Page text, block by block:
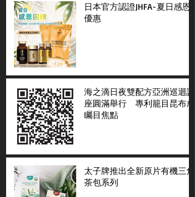
日本官方認證JHFA-夏日感恩
優惠
海之滴日夜雙配方亞洲巡迴講
座圓滿舉行 專利籠目昆布成
矚目焦點
太子牌推出全新原片有機三角
茶包系列